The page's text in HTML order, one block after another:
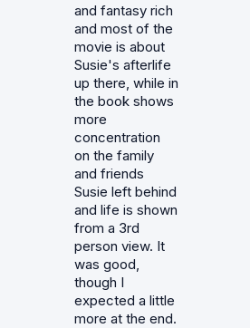
and fantasy rich
and most of the
movie is about
Susie's afterlife
up there, while in
the book shows
more
concentration
on the family
and friends
Susie left behind
and life is shown
from a 3rd
person view. It
was good,
though I
expected a little
more at the end.